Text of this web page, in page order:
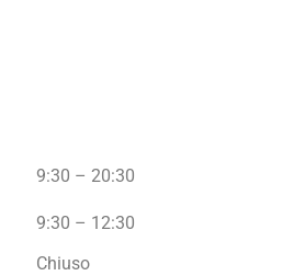
9:30 – 20:30
9:30 – 12:30
Chiuso